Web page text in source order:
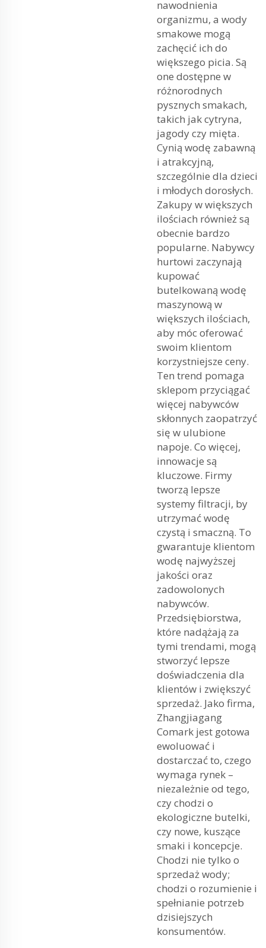
nawodnienia
organizmu, a wody
smakowe mogą
zachęcić ich do
większego picia. Są
one dostępne w
różnorodnych
pysznych smakach,
takich jak cytryna,
jagody czy mięta.
Cynią wodę zabawną
i atrakcyjną,
szczególnie dla dzieci
i młodych dorosłych.
Zakupy w większych
ilościach również są
obecnie bardzo
popularne. Nabywcy
hurtowi zaczynają
kupować
butelkowaną wodę
maszynową w
większych ilościach,
aby móc oferować
swoim klientom
korzystniejsze ceny.
Ten trend pomaga
sklepom przyciągać
więcej nabywców
skłonnych zaopatrzyć
się w ulubione
napoje. Co więcej,
innowacje są
kluczowe. Firmy
tworzą lepsze
systemy filtracji, by
utrzymać wodę
czystą i smaczną. To
gwarantuje klientom
wodę najwyższej
jakości oraz
zadowolonych
nabywców.
Przedsiębiorstwa,
które nadążają za
tymi trendami, mogą
stworzyć lepsze
doświadczenia dla
klientów i zwiększyć
sprzedaż. Jako firma,
Zhangjiagang
Comark jest gotowa
ewoluować i
dostarczać to, czego
wymaga rynek –
niezależnie od tego,
czy chodzi o
ekologiczne butelki,
czy nowe, kuszące
smaki i koncepcje.
Chodzi nie tylko o
sprzedaż wody;
chodzi o rozumienie i
spełnianie potrzeb
dzisiejszych
konsumentów.